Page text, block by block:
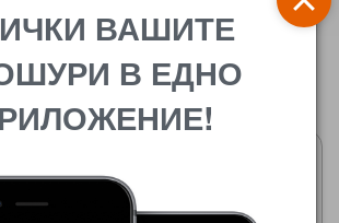
Цената
ВАШИТЕ
В ЕДНО